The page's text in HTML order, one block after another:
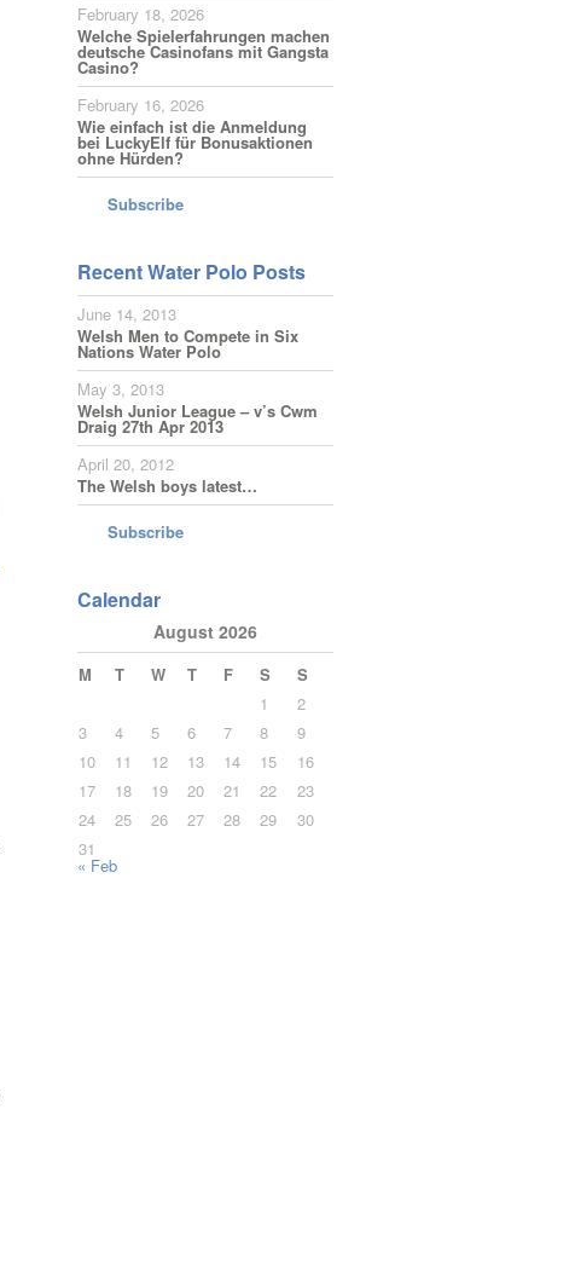
February 18, 2026
Welche Spielerfahrungen machen
deutsche Casinofans mit Gangsta
Casino?
February 16, 2026
Wie einfach ist die Anmeldung
bei LuckyElf für Bonusaktionen
ohne Hürden?
Subscribe
Recent Water Polo Posts
June 14, 2013
Welsh Men to Compete in Six
Nations Water Polo
May 3, 2013
Welsh Junior League – v’s Cwm
Draig 27th Apr 2013
April 20, 2012
The Welsh boys latest…
Subscribe
Calendar
August 2026
M T W T F S
S
1
2
3
4 5 6 7 8
9
10
11 12 13 14 15
16
17
18 19 20 21 22
23
24
25 26 27 28 29
30
31
« Feb